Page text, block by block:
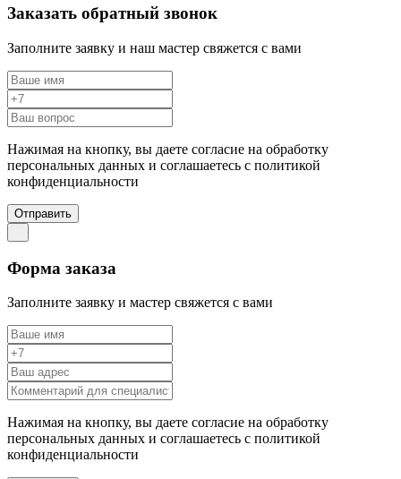
Заказать обратный звонок
Заполните заявку и наш мастер свяжется с вами
Нажимая на кнопку, вы даете согласие на обработку
персональных данных и соглашаетесь c политикой
конфиденциальности
Отправить
Форма заказа
Заполните заявку и мастер свяжется с вами
Нажимая на кнопку, вы даете согласие на обработку
персональных данных и соглашаетесь c политикой
конфиденциальности